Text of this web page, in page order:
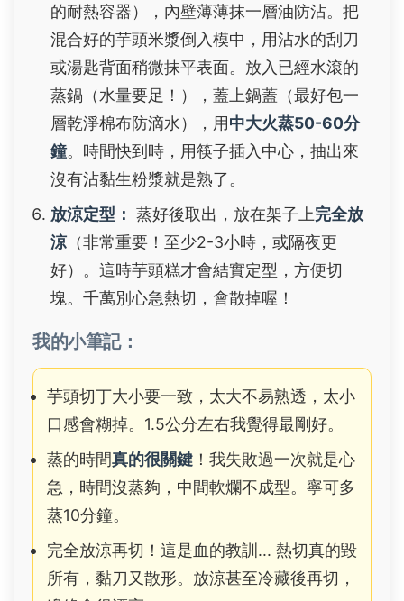
的耐熱容器），內壁薄薄抹一層油防沾。把
混合好的芋頭米漿倒入模中，用沾水的刮刀
或湯匙背面稍微抹平表面。放入已經水滾的
蒸鍋（水量要足！），蓋上鍋蓋（最好包一
層乾淨棉布防滴水），用中大火蒸50-60分
鐘。時間快到時，用筷子插入中心，抽出來
沒有沾黏生粉漿就是熟了。
放涼定型： 蒸好後取出，放在架子上完全放
涼（非常重要！至少2-3小時，或隔夜更
好）。這時芋頭糕才會結實定型，方便切
塊。千萬別心急熱切，會散掉喔！
我的小筆記：
芋頭切丁大小要一致，太大不易熟透，太小
口感會糊掉。1.5公分左右我覺得最剛好。
蒸的時間真的很關鍵 ！我失敗過一次就是心
急，時間沒蒸夠，中間軟爛不成型。寧可多
蒸10分鐘。
完全放涼再切！這是血的教訓... 熱切真的毀
所有，黏刀又散形。放涼甚至冷藏後再切，